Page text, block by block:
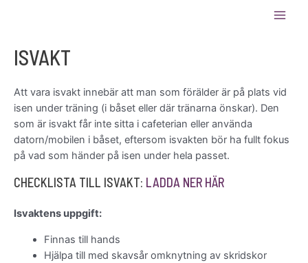
ISVAKT
Att vara isvakt innebär att man som förälder är på plats vid
isen under träning (i båset eller där tränarna önskar). Den
som är isvakt får inte sitta i cafeterian eller använda
datorn/mobilen i båset, eftersom isvakten bör ha fullt fokus
på vad som händer på isen under hela passet.
CHECKLISTA TILL ISVAKT: LADDA NER HÄR
Isvaktens uppgift:
Finnas till hands
Hjälpa till med skavsår omknytning av skridskor
att vara med! ⛸️